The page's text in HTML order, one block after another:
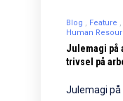
Blog Feature
Human
Julemagi på
trivsel på
Julemagi på